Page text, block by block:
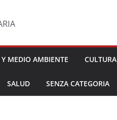
MEDIO AMBIENTE CULTURA
SALUD SENZA CATEGORIA